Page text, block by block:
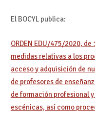
El BOCYL publica:
ORDEN EDU/475/2020,
medidas relativas a los
acceso y adquisición de
de profesores de
de formación profesional
escénicas, así como